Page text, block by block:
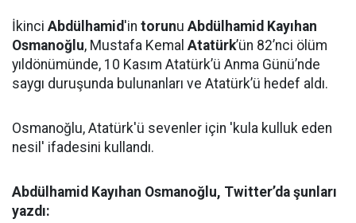
İkinci Abdülhamid'in torunu Abdülhamid Kayıhan
Osmanoğlu, Mustafa Kemal Atatürk’ün 82’nci ölüm
yıldönümünde, 10 Kasım Atatürk’ü Anma Günü’nde
saygı duruşunda bulunanları ve Atatürk’ü hedef aldı.
Osmanoğlu, Atatürk'ü sevenler için 'kula kulluk eden
nesil' ifadesini kullandı.
Abdülhamid Kayıhan Osmanoğlu, Twitter’da şunları
yazdı: